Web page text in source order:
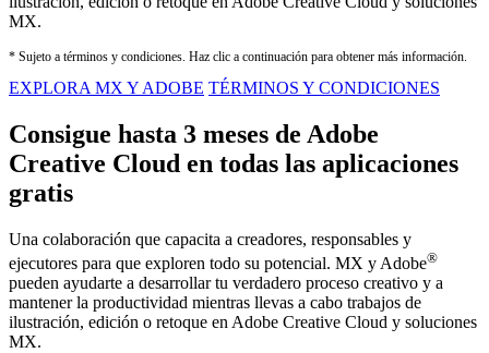
MX.
* Sujeto a términos y condiciones. Haz clic a continuación para obtener más información.
EXPLORA MX Y ADOBE TÉRMINOS Y CONDICIONES
Consigue hasta 3 meses de Adobe
Creative Cloud en todas las aplicaciones
gratis
Una colaboración que capacita a creadores, responsables y
ejecutores para que exploren todo su potencial. MX y Adobe®
pueden ayudarte a desarrollar tu verdadero proceso creativo y a
mantener la productividad mientras llevas a cabo trabajos de
ilustración, edición o retoque en Adobe Creative Cloud y soluciones
MX.